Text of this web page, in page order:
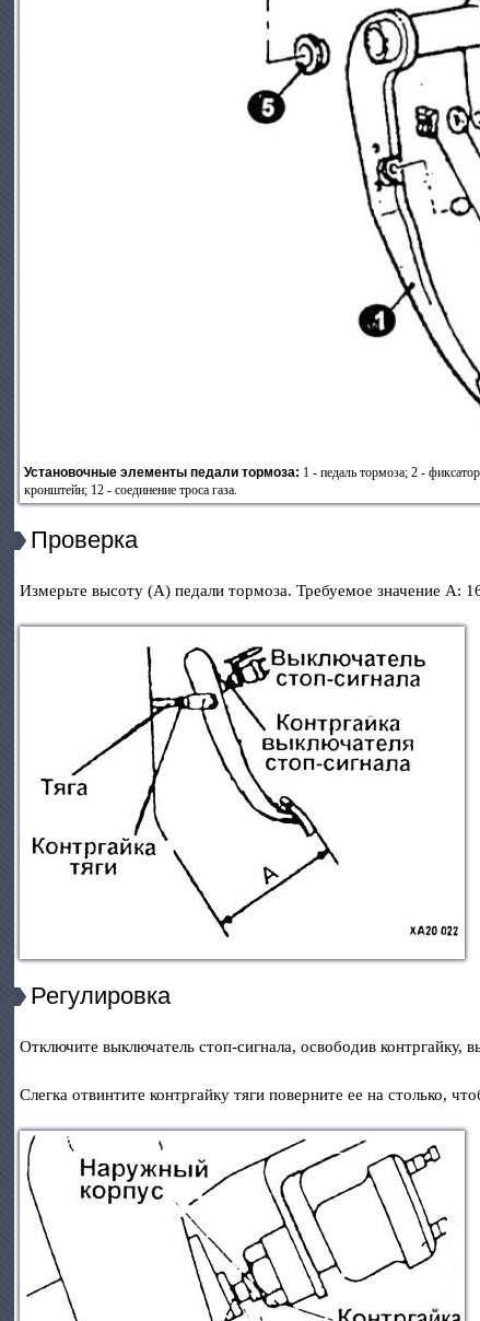
Установочные элементы педали тормоза: 1 - педаль тормоза; 2 -
кронштейн; 12 - соединение троса газа.
Проверка
Измерьте высоту (А) педали тормоза. Требуемое значение А:
Регулировка
Отключите выключатель стоп-сигнала, освободив контргайку,
Слегка отвинтите контргайку тяги поверните ее на столько,